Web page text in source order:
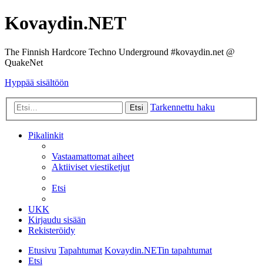
Kovaydin.NET
The Finnish Hardcore Techno Underground #kovaydin.net @
QuakeNet
Hyppää sisältöön
Etsi Tarkennettu haku
Pikalinkit
Vastaamattomat aiheet
Aktiiviset viestiketjut
Etsi
UKK
Kirjaudu sisään
Rekisteröidy
Etusivu Tapahtumat Kovaydin.NETin tapahtumat
Etsi